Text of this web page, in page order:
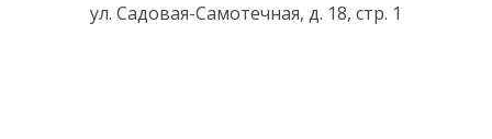
ул. Садовая-Самотечная, д. 18, стр. 1